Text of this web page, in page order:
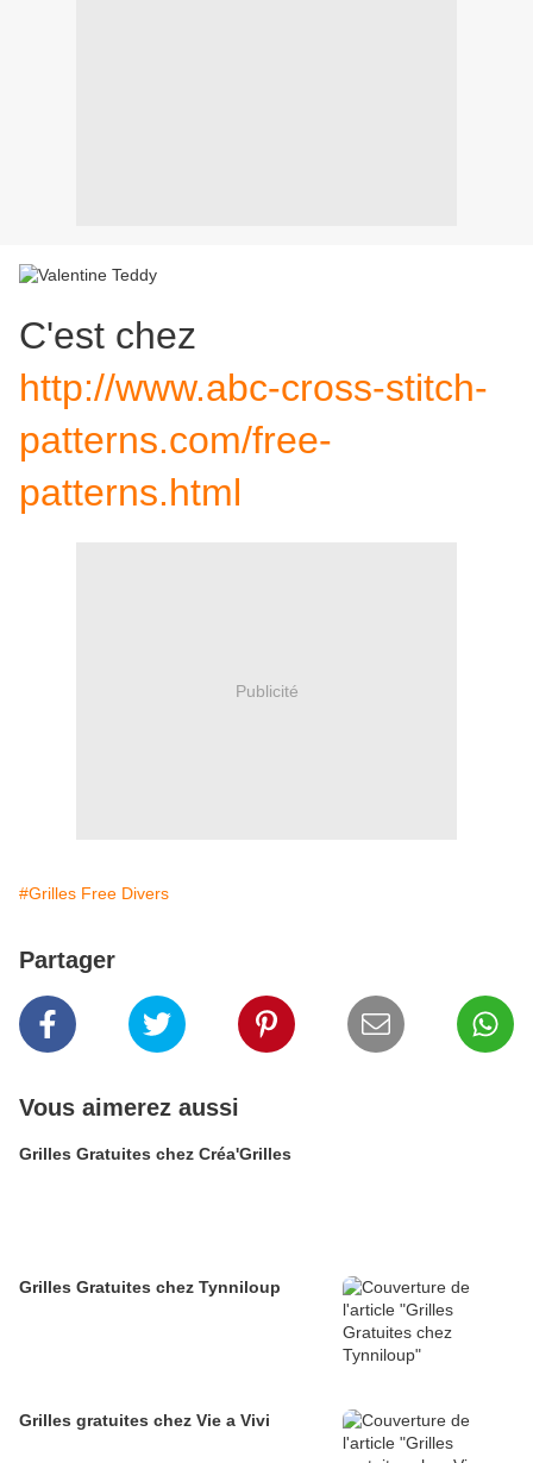
C'est chez
http://www.abc-cross-stitch-
patterns.com/free-
patterns.html
Publicité
#Grilles Free Divers
Partager
Vous aimerez aussi
Grilles Gratuites chez Créa'Grilles
Grilles Gratuites chez Tynniloup
Grilles gratuites chez Vie a Vivi